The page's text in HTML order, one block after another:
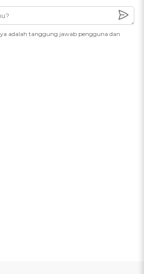
adalah tanggung jawab pengguna dan